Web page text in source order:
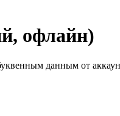
офлайн)
данным от